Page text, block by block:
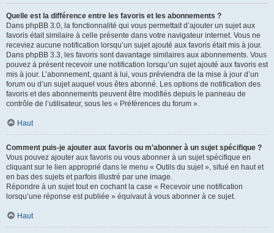
Quelle est la différence entre les favoris et les abonnements ?
Dans phpBB 3.0, la fonctionnalité qui vous permettait d’ajouter un sujet aux
favoris était similaire à celle présente dans votre navigateur internet. Vous ne
receviez aucune notification lorsqu’un sujet ajouté aux favoris était mis à jour.
Dans phpBB 3.3, les favoris sont davantage similaires aux abonnements. Vous
pouvez à présent recevoir une notification lorsqu’un sujet ajouté aux favoris est
mis à jour. L’abonnement, quant à lui, vous préviendra de la mise à jour d’un
forum ou d’un sujet auquel vous êtes abonné. Les options de notification des
favoris et des abonnements peuvent être modifiés depuis le panneau de
contrôle de l’utilisateur, sous les « Préférences du forum ».
Haut
Comment puis-je ajouter aux favoris ou m’abonner à un sujet spécifique ?
Vous pouvez ajouter aux favoris ou vous abonner à un sujet spécifique en
cliquant sur le lien approprié dans le menu « Outils du sujet », situé en haut et
en bas des sujets et parfois illustré par une image.
Répondre à un sujet tout en cochant la case « Recevoir une notification
lorsqu’une réponse est publiée » équivaut à vous abonner à ce sujet.
Haut